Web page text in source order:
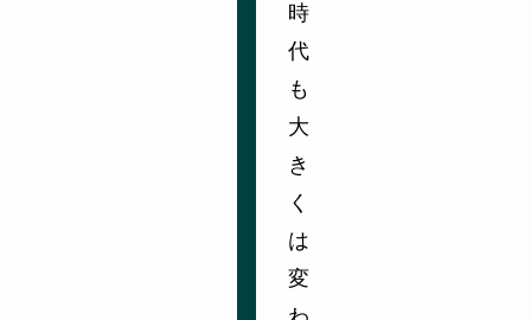
時
代
も
大
き
く
は
変